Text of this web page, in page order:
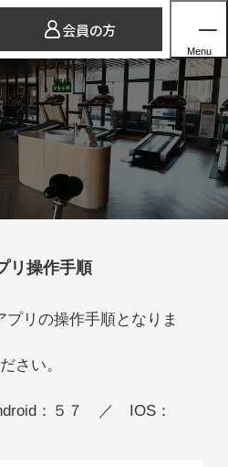
会員の方
Menu
会員の方
リ操作手順
リの操作手順となりま
さい。
：５７ ／ IOS：